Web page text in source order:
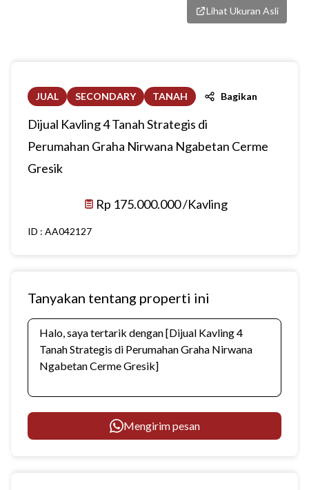
Lihat Ukuran Asli
JUAL SECONDARY TANAH Bagikan
Dijual Kavling 4 Tanah Strategis di
Perumahan Graha Nirwana Ngabetan Cerme
Gresik
Rp 175.000.000 /Kavling
ID : AA042127
Tanyakan tentang properti ini
Mengirim pesan